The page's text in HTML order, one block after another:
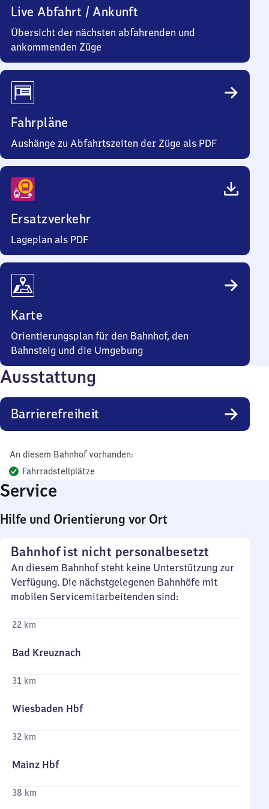
Live Abfahrt / Ankunft
Übersicht der nächsten abfahrenden und
ankommenden Züge
Fahrpläne
Aushänge zu Abfahrtszeiten der Züge als PDF
Ersatzverkehr
Lageplan als PDF
Karte
Orientierungsplan für den Bahnhof, den
Bahnsteig und die Umgebung
Ausstattung
Barrierefreiheit
An diesem Bahnhof vorhanden:
Fahrradstellplätze
Service
Hilfe und Orientierung vor Ort
Bahnhof ist nicht personalbesetzt
An diesem Bahnhof steht keine Unterstützung zur
Verfügung. Die nächstgelegenen Bahnhöfe mit
mobilen Servicemitarbeitenden sind:
22 km
Bad Kreuznach
31 km
Wiesbaden Hbf
32 km
Mainz Hbf
38 km